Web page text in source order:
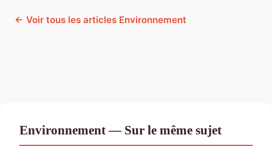
← Voir tous les articles Environnement
Environnement — Sur le même sujet